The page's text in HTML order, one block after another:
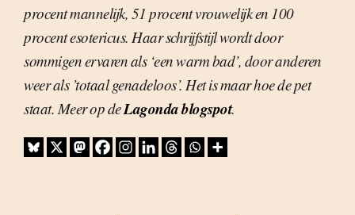
procent mannelijk, 51 procent vrouwelijk en 100
procent esotericus. Haar schrijfstijl wordt door
sommigen ervaren als ‘een warm bad’, door anderen
weer als ’totaal genadeloos’. Het is maar hoe de pet
staat. Meer op deLagonda blogspot.